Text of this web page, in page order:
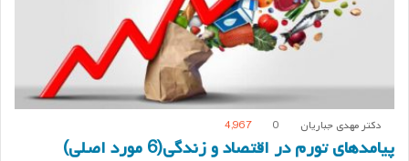
دکتر مهدی جباریان 0
4,967
پیامدهای تورم در اقتصاد و زندگی(6 مورد اصلی)